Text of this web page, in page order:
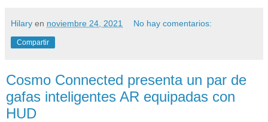
Hilary en noviembre 24, 2021 No hay comentarios:
Compartir
Cosmo Connected presenta un par de
gafas inteligentes AR equipadas con
HUD